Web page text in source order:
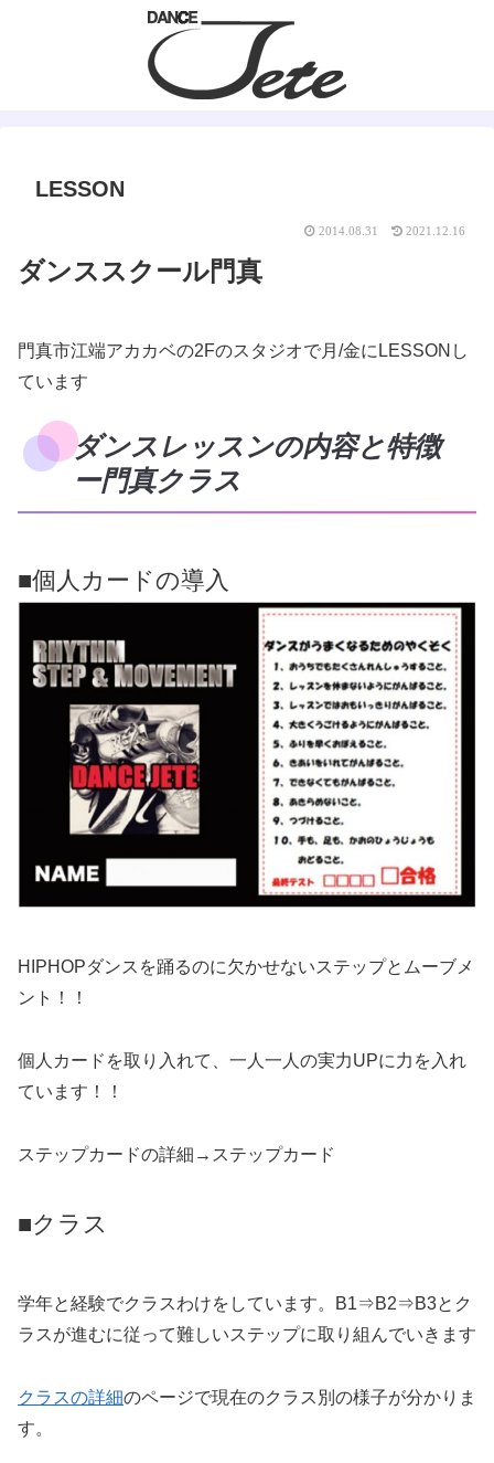
LESSON
2014.08.31 2021.12.16
ダンススクール門真
門真市江端アカカベの2Fのスタジオで月/金にLESSONし
ています
ダンスレッスンの内容と特徴
ー門真クラス
■個人カードの導入
HIPHOPダンスを踊るのに欠かせないステップとムーブメ
ント！！
個人カードを取り入れて、一人一人の実力UPに力を入れ
ています！！
ステップカードの詳細→ステップカード
■クラス
学年と経験でクラスわけをしています。B1⇒B2⇒B3とク
ラスが進むに従って難しいステップに取り組んでいきます
クラスの詳細のページで現在のクラス別の様子が分かりま
す。